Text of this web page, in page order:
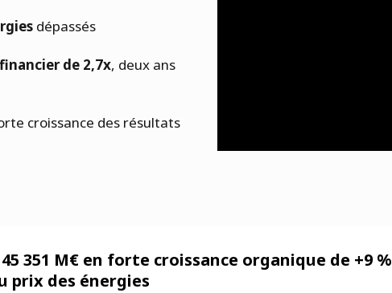
dépassés
de 2,7x, deux ans
croissance des résultats
351 M€ en forte croissance organique de +9 %
prix des énergies